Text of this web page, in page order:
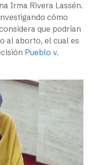
Irma Rivera Lassén.
cómo
que podrían
al aborto, el cual es
Pueblo v.